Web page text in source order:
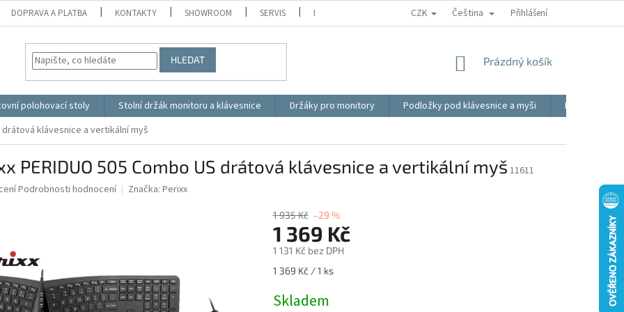
DOPRAVA A PLATBA KONTAKTY SHOWROOM SERVIS REKLAMACE VIDEO MOJE OBJEDNÁVKA
CZK Čeština Přihlášení
HLEDAT
NÁKUPNÍ
Prázdný košík
polohovací stoly Stolní držák monitoru a klávesnice Držáky pro monitory Podložky pod klávesnice a myši
Ergonomické
drátová klávesnice a vertikální myš
PERIDUO 505 Combo US drátová klávesnice a vertikální myš 11611
Podrobnosti hodnocení Značka: Perixx
1 935 Kč –29 %
1 369 Kč
1 131 Kč bez DPH
Měrná
1 369 Kč / 1 ks
Skladem